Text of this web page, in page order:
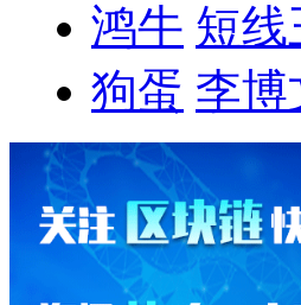
鸿牛 短线
狗蛋 李博